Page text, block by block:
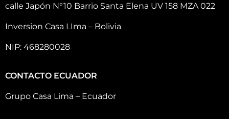
calle Japón N°10 Barrio Santa Elena UV 158 MZA 022
Inversion Casa LIma – Bolivia
NIP: 468280028
CONTACTO ECUADOR
Grupo Casa Lima – Ecuador